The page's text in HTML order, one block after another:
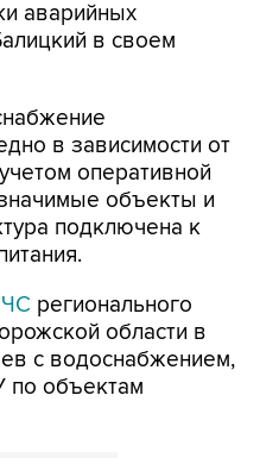
аварийных
в своем
в зависимости от
оперативной
объекты и
подключена к
регионального
области в
с водоснабжением,
по объектам